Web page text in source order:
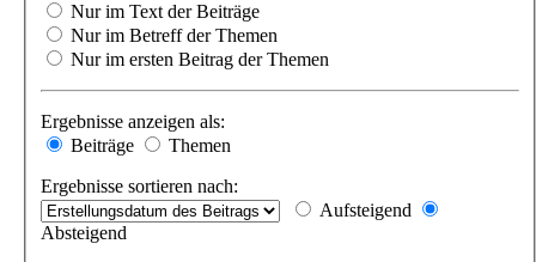
Nur im Text der Beiträge
Nur im Betreff der Themen
Nur im ersten Beitrag der Themen
Ergebnisse anzeigen als:
Beiträge
Themen
Ergebnisse sortieren nach:
Aufsteigend
Absteigend